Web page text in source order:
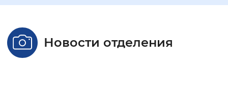
Размер шрифта
Новости отделения